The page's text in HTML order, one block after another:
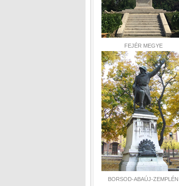
FEJÉR MEGYE
BORSOD-ABAÚJ-ZEMPLÉN